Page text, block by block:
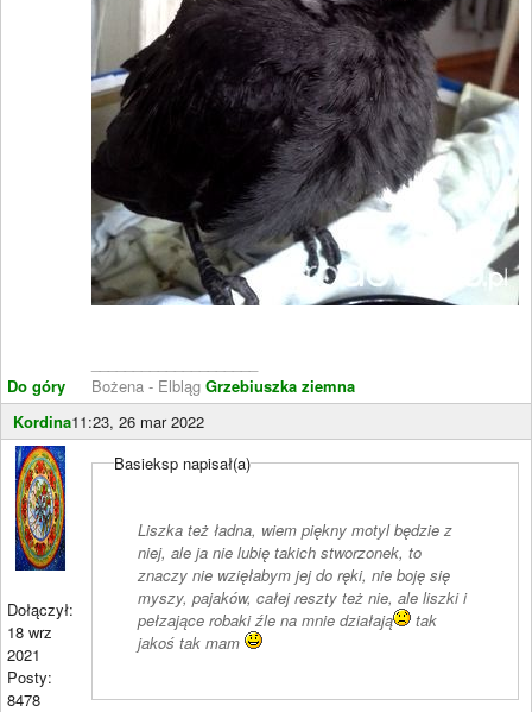
Do góry
Bożena - Elbląg Grzebiuszka ziemna
Kordina11:23, 26 mar 2022
Dołączył:
18 wrz
2021
Posty:
8478
Basieksp napisał(a)
Liszka też ładna, wiem piękny motyl będzie z
niej, ale ja nie lubię takich stworzonek, to
znaczy nie wzięłabym jej do ręki, nie boję się
myszy, pajaków, całej reszty też nie, ale liszki i
pełzające robaki źle na mnie działają
tak
jakoś tak mam